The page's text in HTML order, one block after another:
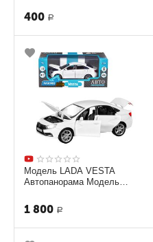
400 Р
Модель LADA VESTA
Автопанорама Модель
1 800 Р